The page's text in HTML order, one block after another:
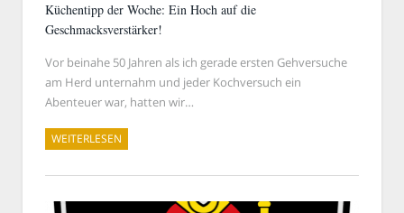
Küchentipp der Woche: Ein Hoch auf die
Geschmacksverstärker!
Vor beinahe 50 Jahren als ich gerade ersten Gehversuche
am Herd unternahm und jeder Kochversuch ein
Abenteuer war, hatten wir…
WEITERLESEN